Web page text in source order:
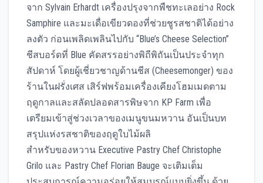
จาก Sylvain Erhardt เครื่องปรุงจากพืชทะเลอย่าง Rock
Samphire และมะเดื่อเขียวดองที่ช่วยชูรสชาติได้อย่าง
ลงตัว ก่อนเพลิดเพลินไปกับ “Blue’s Cheese Selection”
ชีสบอร์ดที่ Blue คัดสรรอย่างพิถีพิถันเป็นประจำทุก
สัปดาห์ โดยผู้เชี่ยวชาญด้านชีส (Cheesemonger) ของ
ร้านในฝรั่งเศส เสิร์ฟพร้อมเครื่องเคียงโฮมเมดตาม
ฤดูกาลและสลัดปลอดสารพิษจาก KP Farm เพื่อ
เตรียมเข้าสู่ช่วงเวลาของเมนูขนมหวาน อันเป็นบท
สรุปแห่งรสชาติของฤดูใบไม้ผลิ
สำหรับของหวาน Executive Pastry Chef Christophe
Grilo และ Pastry Chef Florian Bauge จะเติมเต็ม